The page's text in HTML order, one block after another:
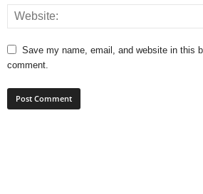
Save my name, email, and website in this
comment.